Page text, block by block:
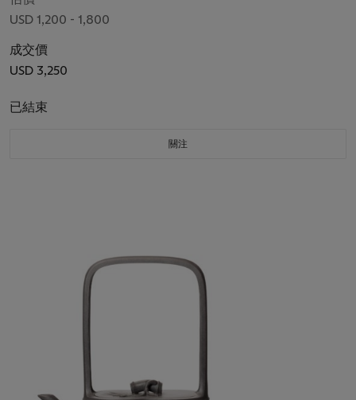
USD 1,200 - 1,800
成交價
USD 3,250
已結束
關注